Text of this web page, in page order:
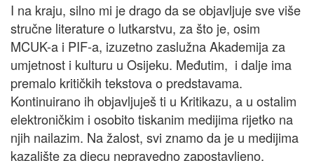
I na kraju, silno mi je drago da se objavljuje sve više
stručne literature o lutkarstvu, za što je, osim
MCUK-a i PIF-a, izuzetno zaslužna Akademija za
umjetnost i kulturu u Osijeku. Međutim, i dalje ima
premalo kritičkih tekstova o predstavama.
Kontinuirano ih objavljuješ ti u Kritikazu, a u ostalim
elektroničkim i osobito tiskanim medijima rijetko na
njih nailazim. Na žalost, svi znamo da je u medijima
kazalište za djecu nepravedno zapostavljeno,